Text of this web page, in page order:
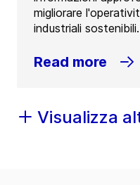
migliorare
industriali sostenibili.
Read more
Visualizza